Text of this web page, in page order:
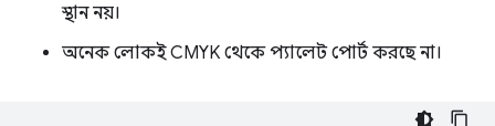
স্থান নয়।
অনেক লোকই CMYK থেকে প্যালেট পোর্ট করছে না।